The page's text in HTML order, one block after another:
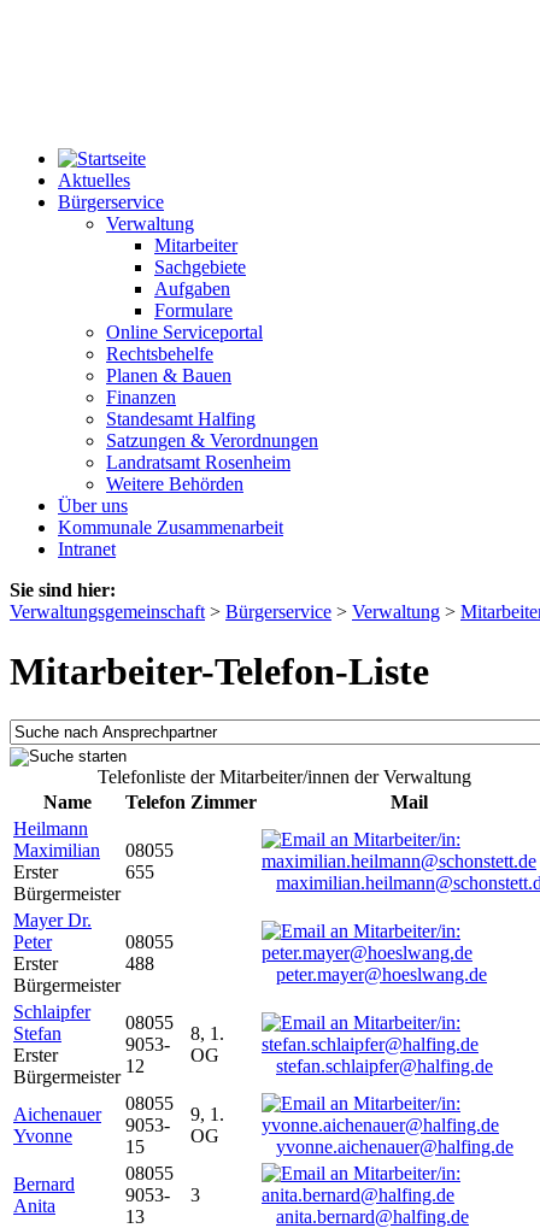
Aktuelles
Bürgerservice
Verwaltung
Mitarbeiter
Sachgebiete
Aufgaben
Formulare
Online Serviceportal
Rechtsbehelfe
Planen & Bauen
Finanzen
Standesamt Halfing
Satzungen & Verordnungen
Landratsamt Rosenheim
Weitere Behörden
Über uns
Kommunale Zusammenarbeit
Intranet
Sie sind hier:
Verwaltungsgemeinschaft > Bürgerservice > Verwaltung >
Mitarbeiter-Telefon-Liste
Telefonliste der Mitarbeiter/innen der Verwaltung
Name
Telefon Zimmer
Mail
Heilmann
Maximilian
Erster
Bürgermeister
08055
655
Mayer Dr.
Peter
Erster
Bürgermeister
08055
488
peter.mayer@hoeslwang.de
Schlaipfer
Stefan
Erster
Bürgermeister
08055
9053-
12
8, 1.
OG
stefan.schlaipfer@halfing.de
Aichenauer
Yvonne
08055
9053-
15
9, 1.
OG
yvonne.aichenauer@halfing.de
Bernard
Anita
08055
9053-
13
3
anita.bernard@halfing.de